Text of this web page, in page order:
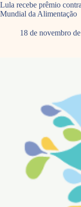
Lula recebe prêmio
Mundial da Alimentação
18 de novembro